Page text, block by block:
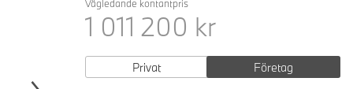
Vägledande kontantpris
1 011 200 kr
Privat Företag